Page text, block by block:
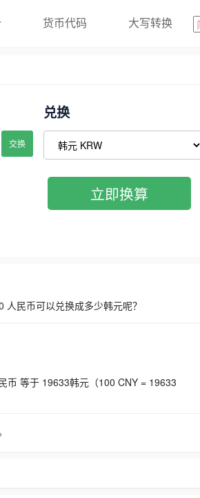
货币代码 大写转换
交换
兑换
立即换算
民币可以兑换成多少韩元呢？
币 等于 19633韩元（100 CNY = 19633